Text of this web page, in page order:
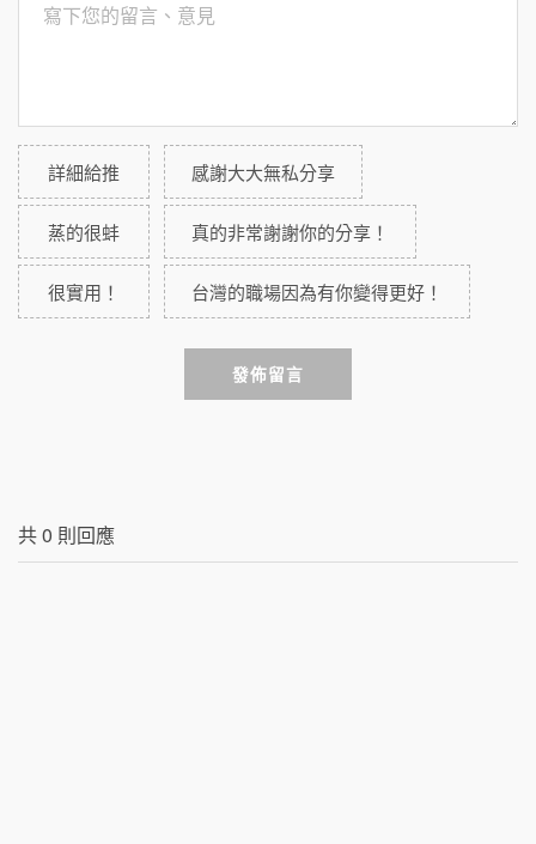
詳細給推 感謝大大無私分享
蒸的很蚌 真的非常謝謝你的分享！
很實用！ 台灣的職場因為有你變得更好！
發佈留言
共0 則回應